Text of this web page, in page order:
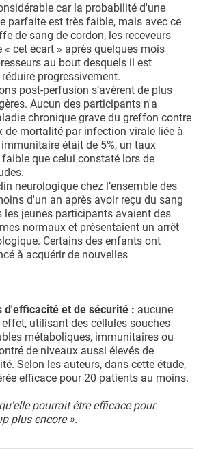
car la probabilité d'une
parfaite est très faible, mais avec ce
de sang de cordon, les receveurs
« cet écart » après quelques mois
au bout desquels il est
progressivement.
post-perfusion s’avèrent de plus
Aucun des participants n'a
chronique grave du greffon contre
de mortalité par infection virale liée à
était de 5%, un taux
que celui constaté lors de
neurologique chez l’ensemble des
d'un an après avoir reçu du sang
les jeunes participants avaient des
normaux et présentaient un arrêt
Certains des enfants ont
à acquérir de nouvelles
d'efficacité et de sécurité : aucune
utilisant des cellules souches
métaboliques, immunitaires ou
de niveaux aussi élevés de
Selon les auteurs, dans cette étude,
efficace pour 20 patients au moins.
pourrait être efficace pour
plus encore ».